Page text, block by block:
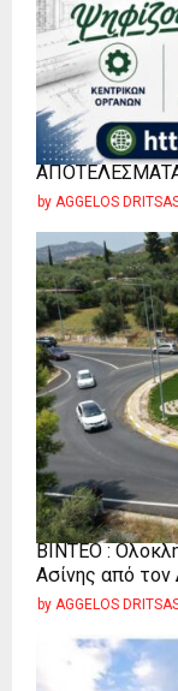
by AGGELOS
ΒΙΝΤΕΟ :
Ασίνης από τον
by AGGELOS